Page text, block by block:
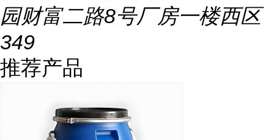
园财富二路8号厂房一楼西区
349
推荐产品